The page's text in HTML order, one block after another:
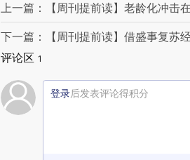
上一篇：【周刊提前读】老龄化冲击
下一篇：【周刊提前读】借盛事复苏
评论区 1
登录后发表评论得积分